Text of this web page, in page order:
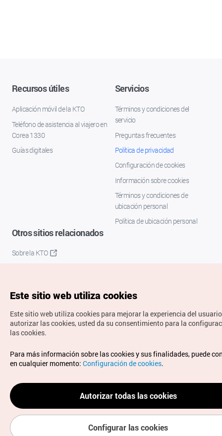
Recursos útiles
Aplicación móvil de la KTO
Teléfono de asistencia al viajero en
Corea 1330
Guías digitales
Servicios
Términos y condiciones del
servicio
Preguntas frecuentes
Política de privacidad
Configuración de cookies
Información sobre cookies
Términos y condiciones de
ubicación personal
Política de ubicación personal
Otros sitios relacionados
Sobre la KTO
Copyrights © Organización de Turismo de Corea. Todos los
derechos reservados.
Para informes de errores y cuestiones relacionadas con el
sitio web, dirija sus consultas al correoelectrónico oficial:
spanish@knto.or.kr
Este sitio web utiliza cookies
Este sitio web utiliza cookies para mejorar la experiencia del
autorizar las cookies, usted da su consentimiento para la
las cookies.
Para más información sobre las cookies y sus finalidades, puede
en cualquier momento: Configuración de cookies.
Autorizar todas las cookies
Configurar las cookies